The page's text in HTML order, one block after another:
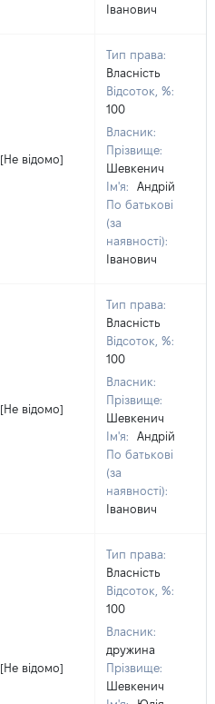
Іванович
[Не відомо]
Тип права:
Власність
Відсоток, %:
100
Власник:
Прізвище:
Шевкенич
Ім'я:
Андрій
По батькові
(за
наявності):
Іванович
[Не відомо]
Тип права:
Власність
Відсоток, %:
100
Власник:
Прізвище:
Шевкенич
Ім'я:
Андрій
По батькові
(за
наявності):
Іванович
[Не відомо]
Тип права:
Власність
Відсоток, %:
100
Власник:
дружина
Прізвище:
Шевкенич